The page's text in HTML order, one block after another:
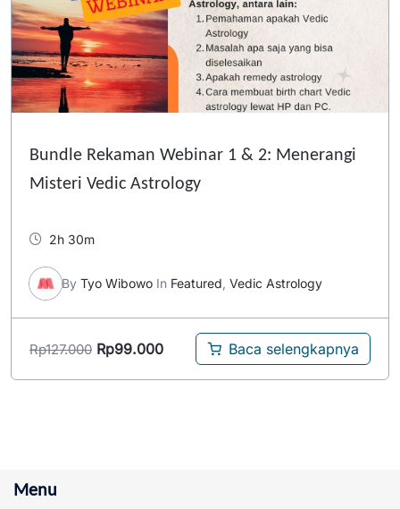
Bundle Rekaman Webinar 1 & 2: Menerangi
Misteri Vedic Astrology
2h 30m
By Tyo Wibowo In Featured Vedic Astrology
Rp127.000 Rp99.000 Baca selengkapnya
Menu